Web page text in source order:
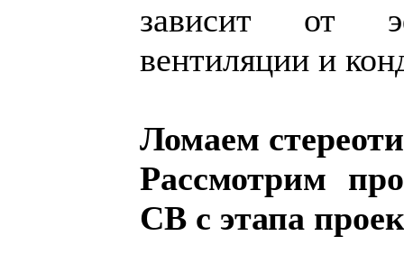
зависит от
вентиляции и
Ломаем
Рассмотрим
СВ с этапа